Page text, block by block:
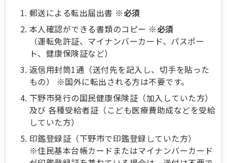
郵送による転出届出書 ※必須
本人確認ができる書類のコピー ※必須
（運転免許証、マイナンバーカード、パスポー
ト、健康保険証など）
返信用封筒1通（送付先を記入し、切手を貼った
もの） ※国外に転出される方は不要です。
下野市発行の国民健康保険証（加入していた方）
及び 各種受給者証（こども医療費助成などを受給
していた方）
印鑑登録証（下野市で印鑑登録していた方）
※住民基本台帳カードまたはマイナンバーカード